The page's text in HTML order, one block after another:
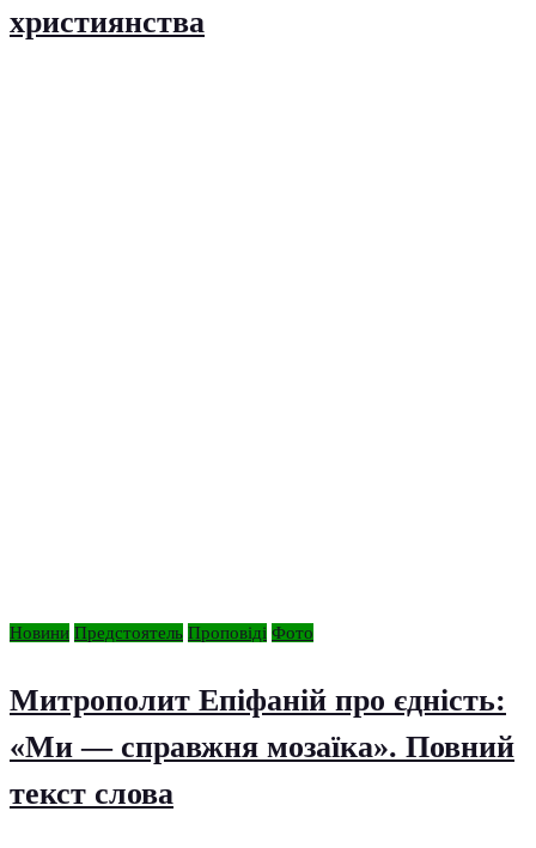
християнства
Новини Предстоятель Проповіді Фото
Митрополит Епіфаній про єдність:
«Ми — справжня мозаїка». Повний
текст слова